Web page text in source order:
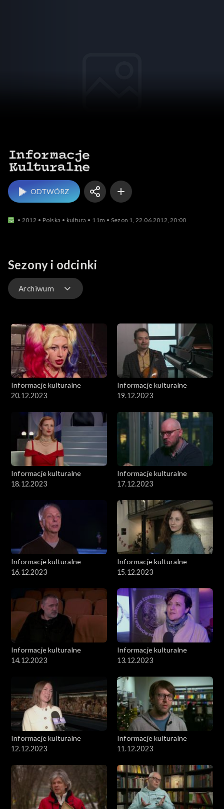
ODTWÓRZ
2012 Polska kultura 11m Sezon 1, 22.06.2012, 20:00
Sezony i odcinki
Archiwum
Archiwum
Informacje kulturalne
20.12.2023
Informacje kulturalne
19.12.2023
Informacje kulturalne
18.12.2023
Informacje kulturalne
17.12.2023
Informacje kulturalne
16.12.2023
Informacje kulturalne
15.12.2023
Informacje kulturalne
14.12.2023
Informacje kulturalne
13.12.2023
Informacje kulturalne
12.12.2023
Informacje kulturalne
11.12.2023